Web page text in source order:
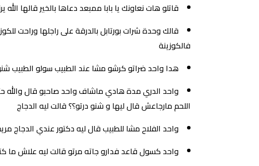
قاتلو هات نعاونك يا بابا ممبعد دعاها بالخير قالها
قالك وحدة شرات بورتابل بالدرقة على راجلها وراحت
فالكوزينة
هدا واحد ضراتو كرشو مشا عند الطبيب سولو الطبيب
واحد الدري مدة هادي ماشاف واحد صاحبو قال والله
اللحم مارجاعش قال ليها و شنو درتو؟؟ قالت ليه الدجاج
واحد الفلاح مشا للطبيب قال ليه دكتور عندي الدجاج
واحد كسول قاعد فدارو جاته مرتو قالت ليه علاش